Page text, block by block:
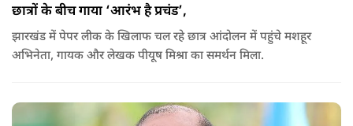
छात्रों के बीच गाया ‘आरंभ है प्रचंड’,
झारखंड में पेपर लीक के खिलाफ चल रहे छात्र आंदोलन में पहुंचे मशहूर
अभिनेता, गायक और लेखक पीयूष मिश्रा का समर्थन मिला.